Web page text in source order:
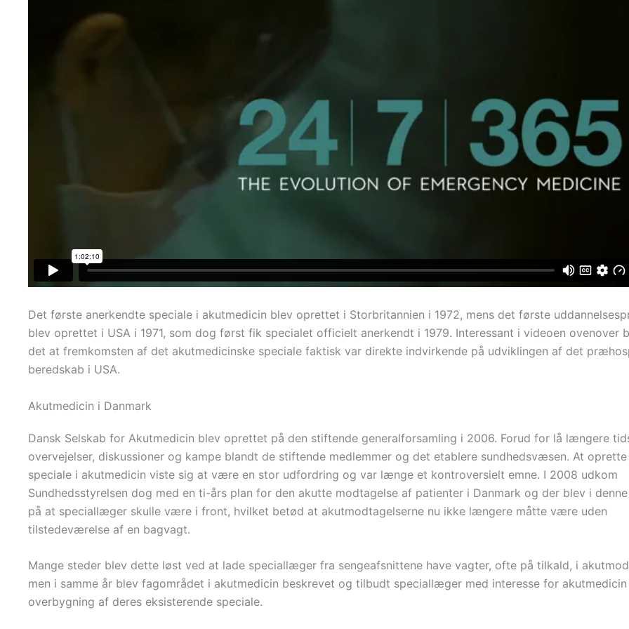
Det første anerkendte speciale i akutmedicin blev oprettet i Storbritannien i 1972, mens det første
blev oprettet i USA i 1971, som dog først fik specialet officielt anerkendt i 1979. Interessant i videoen ovenover
det at fremkomsten af det akutmedicinske speciale faktisk var direkte indvirkende på udviklingen af det
beredskab i USA.
Akutmedicin i Danmark
Dansk Selskab for Akutmedicin blev oprettet på den stiftende generalforsamling i 2006. Forud for lå længere
overvejelser, diskussioner og kampe blandt de stiftende medlemmer og det etablere sundhedsvæsen. At
speciale i akutmedicin viste sig at være en stor udfordring og var længe et kontroversielt emne. I 2008 udkom
Sundhedsstyrelsen dog med en ti-års plan for den akutte modtagelse af patienter i Danmark og der blev i
på at speciallæger skulle være i front, hvilket betød at akutmodtagelserne nu ikke længere måtte være uden
tilstedeværelse af en bagvagt.
Mange steder blev dette løst ved at lade speciallæger fra sengeafsnittene have vagter, ofte på tilkald, i
men i samme år blev fagområdet i akutmedicin beskrevet og tilbudt speciallæger med interesse for
overbygning af deres eksisterende speciale.